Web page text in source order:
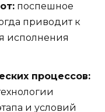
поспешное
приводит к
исполнения
процессов:
и условий